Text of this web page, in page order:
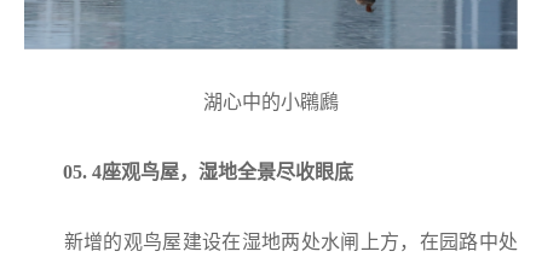
湖心中的小鸊鷉
05. 4座观鸟屋，湿地全景尽收眼底
新增的观鸟屋建设在湿地两处水闸上方，在园路中处